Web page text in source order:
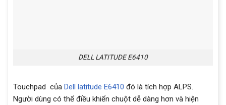
DELL LATITUDE E6410
Touchpad của Dell latitude E6410 đó là tích hợp ALPS.
Người dùng có thể điều khiển chuột dễ dàng hơn và hiện